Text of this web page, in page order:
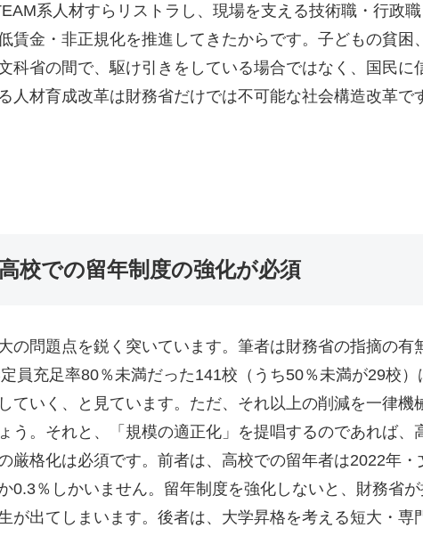
系人材すらリストラし、現場を支える技術職・行政
賃金・非正規化を推進してきたからです。子どもの貧困
科省の間で、駆け引きをしている場合ではなく、国民に
人材育成改革は財務省だけでは不可能な社会構造改革で
校での留年制度の強化が必須
の問題点を鋭く突いています。筆者は財務省の指摘の有
員充足率80％未満だった141校（うち50％未満が29校
ていく、と見ています。ただ、それ以上の削減を一律機
う。それと、「規模の適正化」を提唱するのであれば、
厳格化は必須です。前者は、高校での留年者は2022年
0.3％しかいません。留年制度を強化しないと、財務省が
が出てしまいます。後者は、大学昇格を考える短大・専